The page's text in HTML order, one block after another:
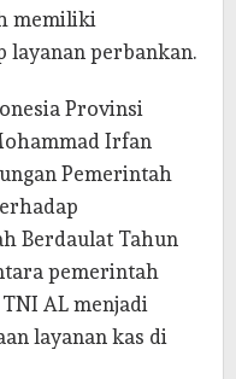
memiliki
layanan perbankan.
Provinsi
Irfan
Pemerintah
Berdaulat Tahun
pemerintah
AL menjadi
layanan kas di